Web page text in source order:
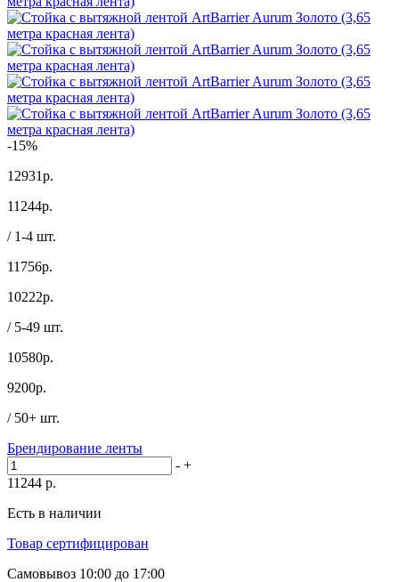
-15%
12931р.
11244р.
/ 1-4 шт.
11756р.
10222р.
/ 5-49 шт.
10580р.
9200р.
/ 50+ шт.
Брендирование ленты
- +
11244 р.
Есть в наличии
Товар сертифицирован
Самовывоз 10:00 до 17:00